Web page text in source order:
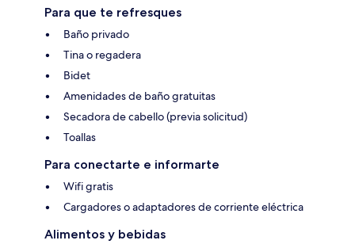
Para que te refresques
Baño privado
Tina o regadera
Bidet
Amenidades de baño gratuitas
Secadora de cabello (previa solicitud)
Toallas
Para conectarte e informarte
Wifi gratis
Cargadores o adaptadores de corriente eléctrica
Alimentos y bebidas